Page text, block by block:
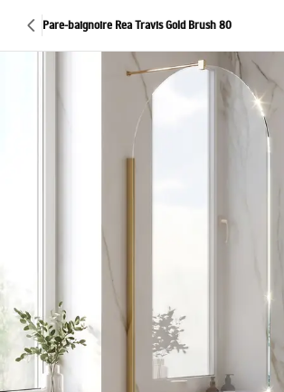
Pare-baignoire Rea Travis Gold Brush 80